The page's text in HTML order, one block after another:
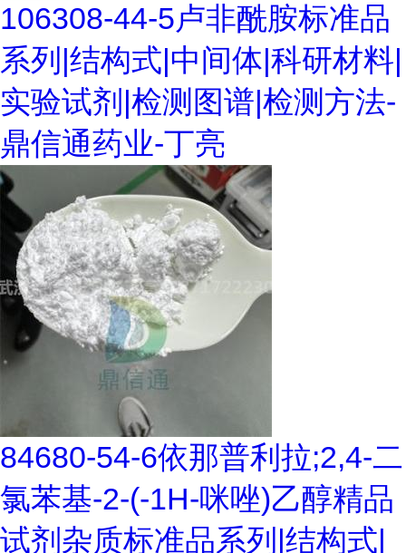
106308-44-5卢非酰胺标准品
系列|结构式|中间体|科研材料|
实验试剂|检测图谱|检测方法-
鼎信通药业-丁亮
84680-54-6依那普利拉;2,4-二
氯苯基-2-(-1H-咪唑)乙醇精品
试剂杂质标准品系列|结构式|